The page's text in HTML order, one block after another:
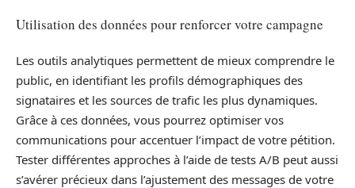
Utilisation des données pour renforcer votre campagne
Les outils analytiques permettent de mieux comprendre le
public, en identifiant les profils démographiques des
signataires et les sources de trafic les plus dynamiques.
Grâce à ces données, vous pourrez optimiser vos
communications pour accentuer l’impact de votre pétition.
Tester différentes approches à l’aide de tests A/B peut aussi
s’avérer précieux dans l’ajustement des messages de votre